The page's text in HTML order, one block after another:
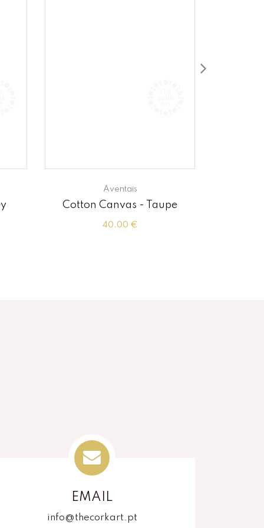
Aventais
Cotton Canvas - Taupe
40.00 €
EMAIL
info@thecorkart.pt